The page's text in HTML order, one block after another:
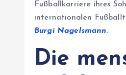
Fußballkarriere ihres
internationalen
Burgi Nagelsmann.
Die